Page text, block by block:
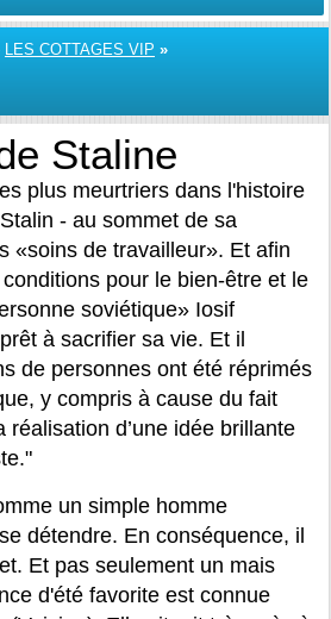
LES COTTAGES VIP »
Staline
plus meurtriers dans l'histoire
- au sommet de sa
«soins de travailleur». Et afin
pour le bien-être et le
soviétique» Iosif
à sacrifier sa vie. Et il
de personnes ont été réprimés
y compris à cause du fait
réalisation d’une idée brillante
un simple homme
détendre. En conséquence, il
Et pas seulement un mais
d'été favorite est connue